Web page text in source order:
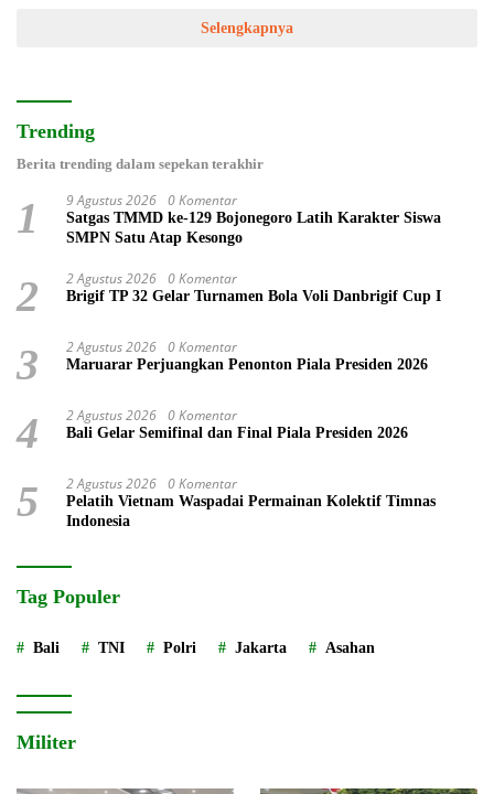
Selengkapnya
Trending
Berita trending dalam sepekan terakhir
1 9 Agustus 2026 0 Komentar
Satgas TMMD ke-129 Bojonegoro Latih Karakter Siswa
SMPN Satu Atap Kesongo
2 2 Agustus 2026 0 Komentar
Brigif TP 32 Gelar Turnamen Bola Voli Danbrigif Cup I
3 2 Agustus 2026 0 Komentar
Maruarar Perjuangkan Penonton Piala Presiden 2026
4 2 Agustus 2026 0 Komentar
Bali Gelar Semifinal dan Final Piala Presiden 2026
5 2 Agustus 2026 0 Komentar
Pelatih Vietnam Waspadai Permainan Kolektif Timnas
Indonesia
Tag Populer
Bali TNI Polri Jakarta Asahan
Militer